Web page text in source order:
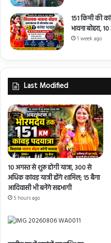
151 किमी की
भावना बोहरा,
1 week ago
Last Modified
10 अगस्त से शुरू होगी यात्रा, 300 से
अधिक कांवड़ यात्री होंगे शामिल; 15 बैगा
आदिवासी भी बनेंगे सहभागी
5 hours ago